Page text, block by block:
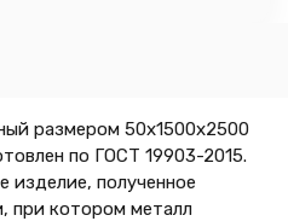
размером 50х1500х2500
по ГОСТ 19903-2015.
изделие, полученное
при котором металл